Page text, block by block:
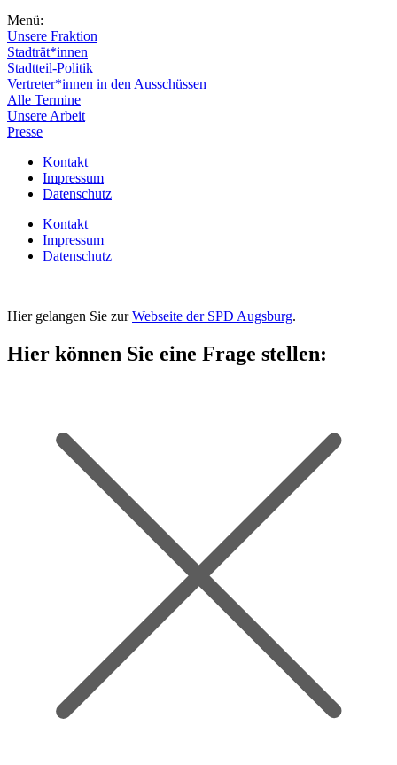
Menü:
Unsere Fraktion
Stadträt*innen
Stadtteil-Politik
Vertreter*innen in den Ausschüssen
Alle Termine
Unsere Arbeit
Presse
Kontakt
Impressum
Datenschutz
Kontakt
Impressum
Datenschutz
Hier gelangen Sie zurWebseite der SPD Augsburg.
Hier können Sie eine Frage stellen: